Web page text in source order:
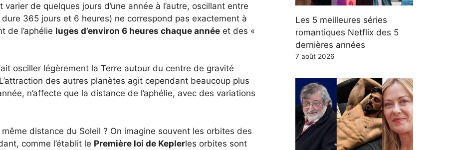
varier de quelques jours d’une année à l’autre, oscillant entre
dure 365 jours et 6 heures) ne correspond pas exactement à
de l’aphélie luges d’environ 6 heures chaque année et des «
osciller légèrement la Terre autour du centre de gravité
des autres planètes agit cependant beaucoup plus
n’affecte que la distance de l’aphélie, avec des variations
distance du Soleil ? On imagine souvent les orbites des
comme l’établit le Première loi de Keplerles orbites sont
Les 5 meilleures séries
romantiques Netflix des 5
dernières années
7 août 2026